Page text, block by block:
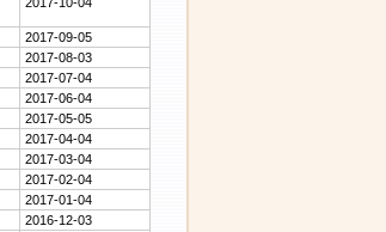
2017-09-05
2017-08-03
2017-07-04
2017-06-04
2017-05-05
2017-04-04
2017-03-04
2017-02-04
2017-01-04
2016-12-03